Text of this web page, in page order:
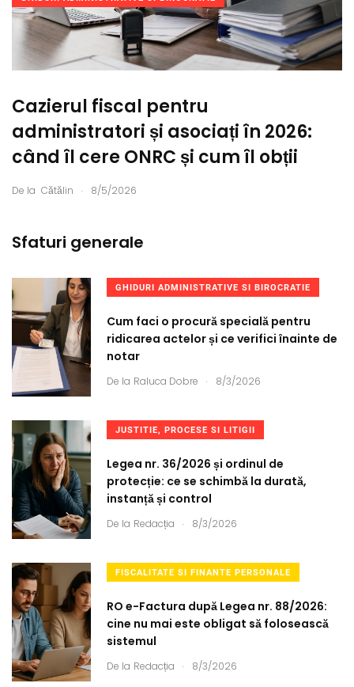
Cazierul fiscal pentru
administratori și asociați în 2026:
când îl cere ONRC și cum îl obții
De la Cătălin . 8/5/2026
Sfaturi generale
GHIDURI ADMINISTRATIVE SI BIROCRATIE
Cum faci o procură specială pentru
ridicarea actelor și ce verifici înainte de
notar
De la Raluca Dobre . 8/3/2026
JUSTITIE, PROCESE SI LITIGII
Legea nr. 36/2026 și ordinul de
protecție: ce se schimbă la durată,
instanță și control
De la Redacția . 8/3/2026
FISCALITATE SI FINANTE PERSONALE
RO e-Factura după Legea nr. 88/2026:
cine nu mai este obligat să folosească
sistemul
De la Redacția . 8/3/2026